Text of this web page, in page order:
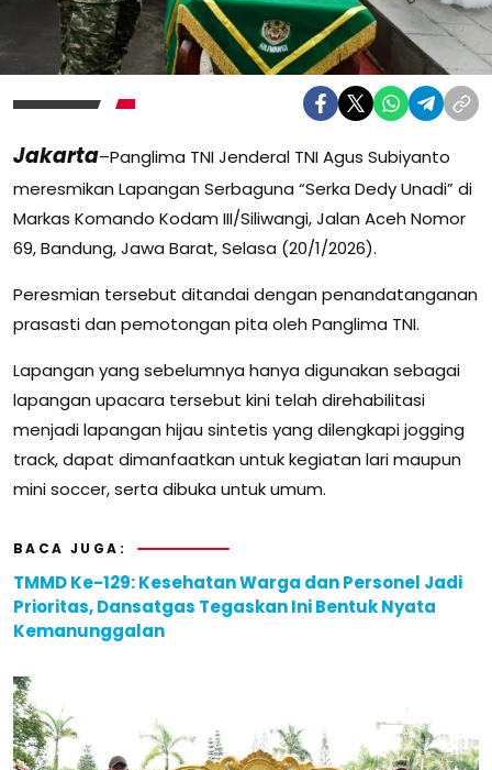
Jakarta–Panglima TNI Jenderal TNI Agus Subiyanto
meresmikan Lapangan Serbaguna “Serka Dedy Unadi” di
Markas Komando Kodam III/Siliwangi, Jalan Aceh Nomor
69, Bandung, Jawa Barat, Selasa (20/1/2026).
Peresmian tersebut ditandai dengan penandatanganan
prasasti dan pemotongan pita oleh Panglima TNI.
Lapangan yang sebelumnya hanya digunakan sebagai
lapangan upacara tersebut kini telah direhabilitasi
menjadi lapangan hijau sintetis yang dilengkapi jogging
track, dapat dimanfaatkan untuk kegiatan lari maupun
mini soccer, serta dibuka untuk umum.
BACA JUGA:
TMMD Ke-129: Kesehatan Warga dan Personel Jadi
Prioritas, Dansatgas Tegaskan Ini Bentuk Nyata
Kemanunggalan